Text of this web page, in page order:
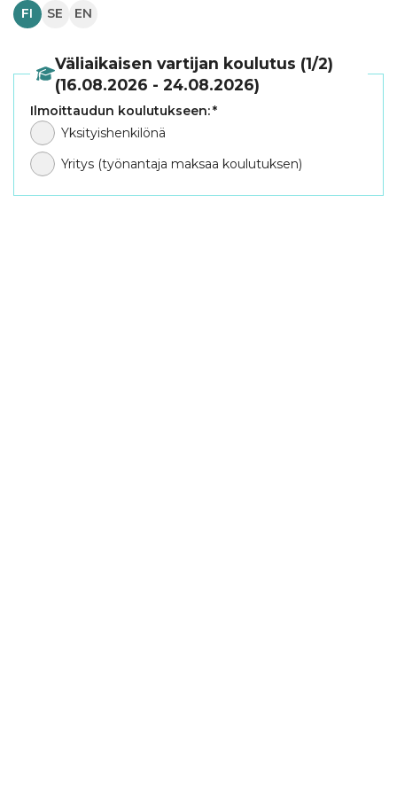
FI SE EN
Väliaikaisen vartijan koulutus (1/2)
(16.08.2026 - 24.08.2026)
Ilmoittaudun koulutukseen:*
Yksityishenkilönä
Yritys (työnantaja maksaa koulutuksen)